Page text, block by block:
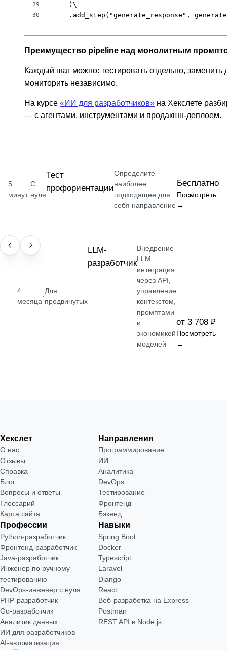
29
30
    )\
.add_step("generate_response",
Преимущество pipeline над монолитным
Каждый шаг можно: тестировать отдельно, заменить
мониторить независимо.
На курсе «ИИ для разработчиков» на Хекслете
— с агентами, инструментами и продакшн-деплоем.
5
минут
·
С
нуля
Тест
профориентации
Определите
наиболее
подходящее для
себя направление
Бесплатно
Посмотреть
→
ПРОФЕССИЯ
4
месяца
·
Для
продвинутых
LLM-
разработчик
Внедрение
LLM:
интеграция
через API,
управление
контекстом,
промптами
и
экономикой
моделей
от 3 708 ₽
Посмотреть
→
Хекслет
О нас
Отзывы
Справка
Блог
Вопросы и ответы
Глоссарий
Карта сайта
Направления
Программирование
ИИ
Аналитика
DevOps
Тестирование
Фронтенд
Бэкенд
Профессии
Python-разработчик
Фронтенд-разработчик
Java-разработчик
Инженер по ручному
тестированию
DevOps-инженер с нуля
РНР-разработчик
Go-разработчик
Аналитик данных
ИИ для разработчиков
AI-автоматизация
Навыки
Spring Boot
Docker
Typescript
Laravel
Django
React
Веб-разработка на Express
Postman
REST API в Node.js